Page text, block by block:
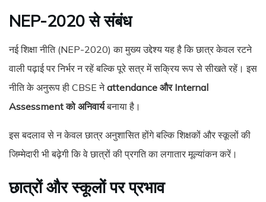
NEP-2020 से संबंध
नई शिक्षा नीति (NEP-2020) का मुख्य उद्देश्य यह है कि छात्र केवल रटने
वाली पढ़ाई पर निर्भर न रहें बल्कि पूरे सत्र में सक्रिय रूप से सीखते रहें। इस
नीति के अनुरूप ही CBSE नेattendance और Internal
Assessment को अनिवार्यबनाया है।
इस बदलाव से न केवल छात्र अनुशासित होंगे बल्कि शिक्षकों और स्कूलों की
जिम्मेदारी भी बढ़ेगी कि वे छात्रों की प्रगति का लगातार मूल्यांकन करें।
छात्रों और स्कूलों पर प्रभाव